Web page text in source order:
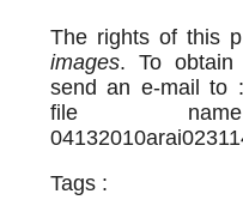
The rights of this
images. To obtain
send an e-mail
file
Tags :